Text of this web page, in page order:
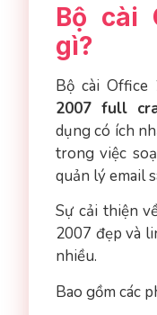
Bộ cài
gì?
Bộ cài Office
2007 full
dụng có ích
trong việc
quản lý email
Sự cải thiện
2007 đẹp và
nhiều.
Bao gồm các